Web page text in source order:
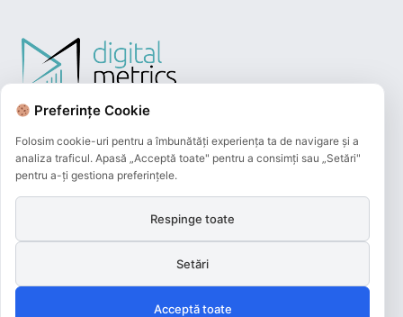
Plățile online efectuate pe acest site
sunt procesate de către Netopia Payments
și beneficiază de 3D-Secure.
Preferințe Cookie
Folosim cookie-uri pentru a îmbunătăți experiența ta de navigare și a
analiza traficul. Apasă „Acceptă toate" pentru a consimți sau „Setări"
pentru a-ți gestiona preferințele.
Respinge toate
Setări
Acceptă toate